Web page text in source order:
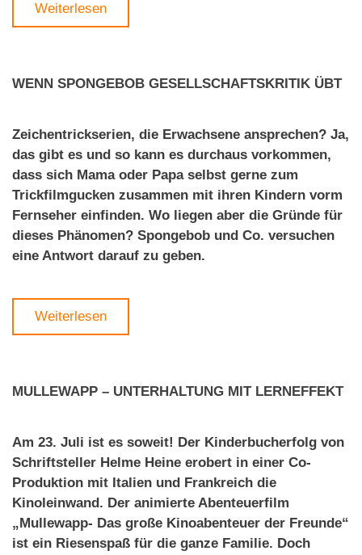
Weiterlesen
WENN SPONGEBOB GESELLSCHAFTSKRITIK ÜBT
Zeichentrickserien, die Erwachsene ansprechen? Ja,
das gibt es und so kann es durchaus vorkommen,
dass sich Mama oder Papa selbst gerne zum
Trickfilmgucken zusammen mit ihren Kindern vorm
Fernseher einfinden. Wo liegen aber die Gründe für
dieses Phänomen? Spongebob und Co. versuchen
eine Antwort darauf zu geben.
Weiterlesen
MULLEWAPP – UNTERHALTUNG MIT LERNEFFEKT
Am 23. Juli ist es soweit! Der Kinderbucherfolg von
Schriftsteller Helme Heine erobert in einer Co-
Produktion mit Italien und Frankreich die
Kinoleinwand. Der animierte Abenteuerfilm
„Mullewapp- Das große Kinoabenteuer der Freunde“
ist ein Riesenspaß für die ganze Familie. Doch